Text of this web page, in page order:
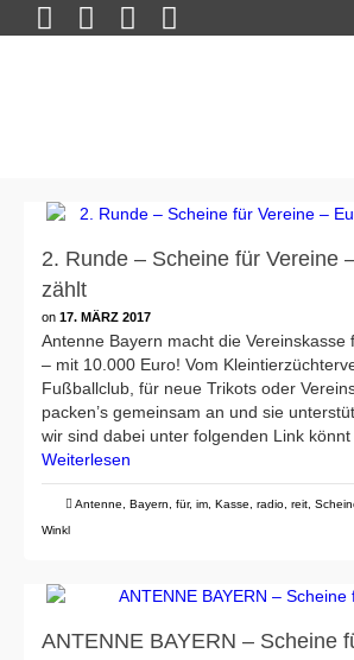
2. Runde – Scheine für Vereine
zählt
on 17. MÄRZ 2017
Antenne Bayern macht die Vereinskasse
– mit 10.000 Euro! Vom
Fußballclub, für neue Trikots oder
packen’s gemeinsam an und sie
wir sind dabei unter folgenden Link könnt
Weiterlesen
Antenne Bayern für, im Kasse radio reit
Winkl
ANTENNE BAYERN – Scheine